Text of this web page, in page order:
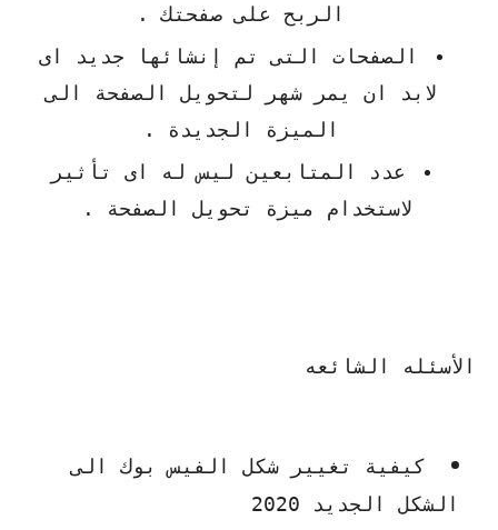
الربح على صفحتك .
الصفحات التى تم إنشائها جديد اى
لابد ان يمر شهر لتحويل الصفحة الى
الميزة الجديدة .
عدد المتابعين ليس له اى تأثير
لاستخدام ميزة تحويل الصفحة .
الأسئله الشائعه
كيفية تغيير شكل الفيس بوك الى
الشكل الجديد 2020